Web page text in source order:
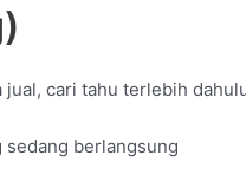
cari tahu terlebih
sedang berlangsung